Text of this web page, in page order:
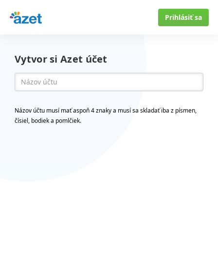
Prihlásiť sa
Vytvor si Azet účet
Názov účtu musí mať aspoň 4 znaky a musí sa skladať iba z písmen,
čísiel, bodiek a pomlčiek.